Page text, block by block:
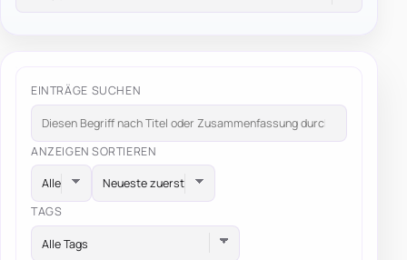
EINTRÄGE SUCHEN
ANZEIGEN SORTIEREN
TAGS
Alle Tags